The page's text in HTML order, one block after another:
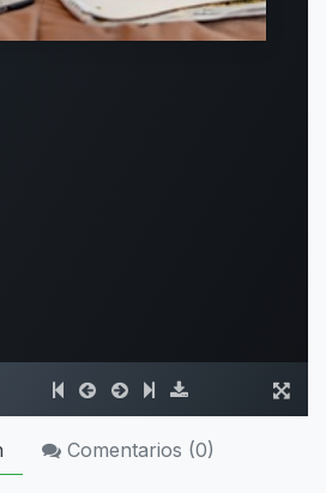
Comentarios (0)